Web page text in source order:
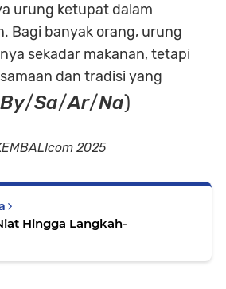
urung ketupat dalam
Bagi banyak orang, urung
sekadar makanan, tetapi
dan tradisi yang
By/Sa/Ar/Na)
2025
Hingga Langkah-